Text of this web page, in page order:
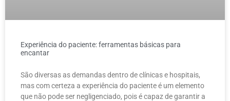
Experiência do paciente: ferramentas básicas para
encantar
São diversas as demandas dentro de clínicas e hospitais,
mas com certeza a experiência do paciente é um elemento
que não pode ser negligenciado, pois é capaz de garantir a